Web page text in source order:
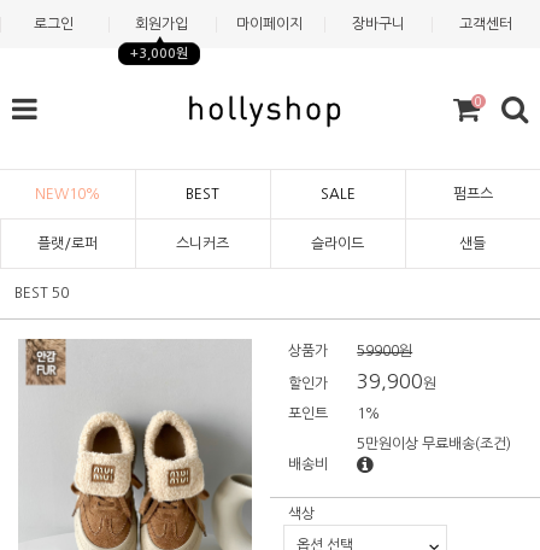
로그인 회원가입
+3,000원
마이페이지 장바구니 고객센터
0
NEW10% BEST SALE 펌프스
플랫/로퍼 스니커즈 슬라이드 샌들
BEST 50
상품가 59900원
할인가 39,900원
포인트 1%
배송비
5만원이상 무료배송(조건)
색상